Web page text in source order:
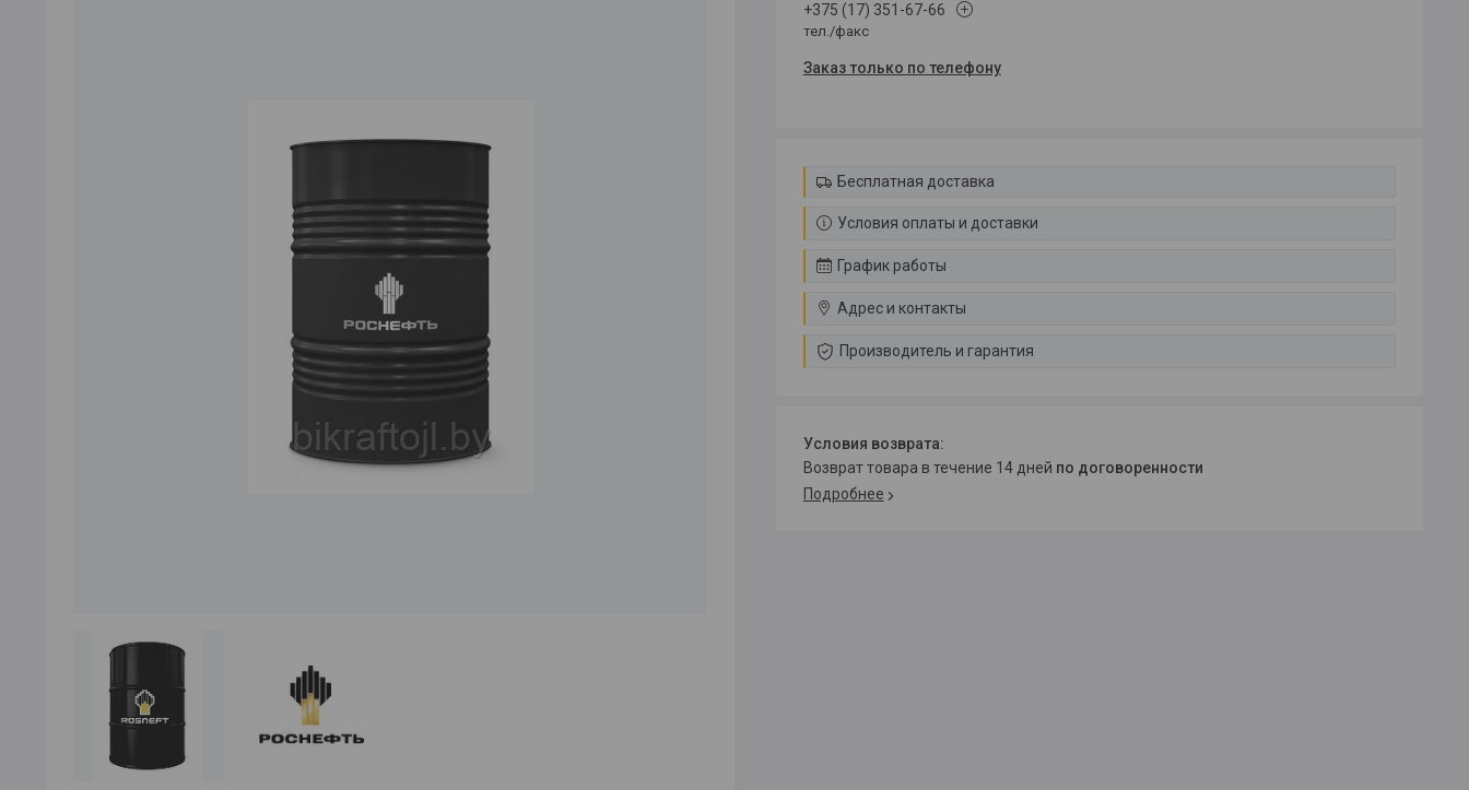
+375 (17) 351-67-66
тел./факс
Заказ только по телефону
Бесплатная доставка
Условия оплаты и доставки
График работы
Адрес и контакты
Производитель и гарантия
возврат товара в течение 14 дней по договоренности
Подробнее